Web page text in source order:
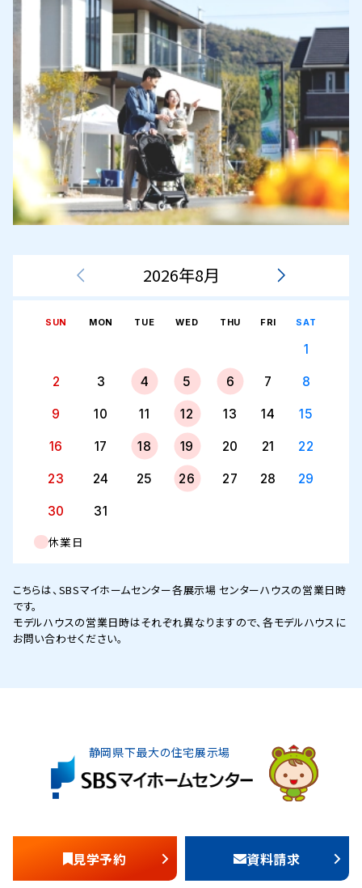
2026年8月
SUN MON TUE WED THU FRI SAT
1
2 3 4 5 6 7 8
9 10 11 12 13 14 15
16 17 18 19 20 21 22
23 24 25 26 27 28 29
30 31
休業日
こちらは、SBSマイホームセンター各展示場 センターハウスの営業日時
です。
モデルハウスの営業日時はそれぞれ異なりますので、各モデルハウスに
お問い合わせください。
静岡県下最大の住宅展示場
見学予約 資料請求